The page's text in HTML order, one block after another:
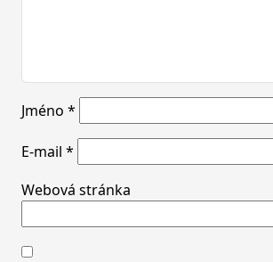
Jméno *
E-mail *
Webová stránka